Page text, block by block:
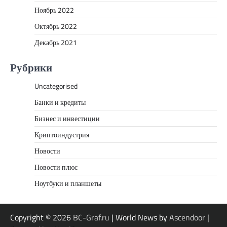
Ноябрь 2022
Октябрь 2022
Декабрь 2021
Рубрики
Uncategorised
Банки и кредиты
Бизнес и инвестиции
Криптоиндустрия
Новости
Новости плюс
Ноутбуки и планшеты
Copyright © 2026 BC-Graf.ru | World News byAscendoor |